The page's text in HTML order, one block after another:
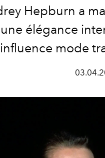
Hepburn a
élégance
influence mode